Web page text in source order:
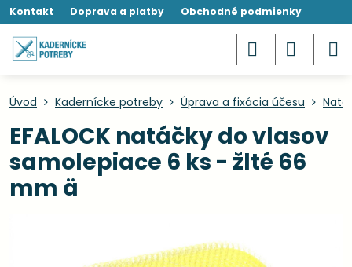
Kontakt Doprava a platby Obchodné podmienky
Úvod Kadernícke potreby Úprava a fixácia účesu
EFALOCK natáčky do vlasov
samolepiace 6 ks - žlté 66
mm ä